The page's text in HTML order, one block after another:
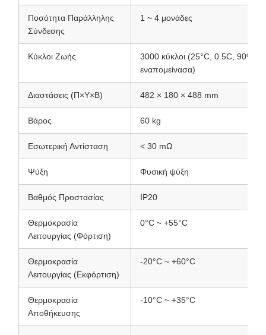
Ποσότητα Παράλληλης
Σύνδεσης
1 ~ 4 μονάδες
Κύκλοι Ζωής
3000 κύκλοι (25°C, 0.5C,
εναπομείνασα)
Διαστάσεις (Π×Υ×Β) 482 × 180 × 488 mm
Βάρος 60 kg
Εσωτερική Αντίσταση < 30 mΩ
Ψύξη Φυσική ψύξη
Βαθμός Προστασίας IP20
Θερμοκρασία
Λειτουργίας (Φόρτιση)
0°C ~ +55°C
Θερμοκρασία
Λειτουργίας (Εκφόρτιση)
-20°C ~ +60°C
Θερμοκρασία
Αποθήκευσης
-10°C ~ +35°C